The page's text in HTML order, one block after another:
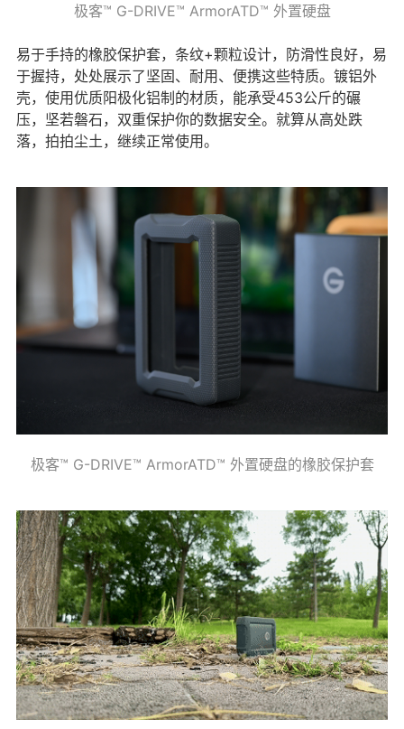
极客™ G-DRIVE™ ArmorATD™ 外置硬盘
易于手持的橡胶保护套，条纹+颗粒设计，防滑性良好，易
于握持，处处展示了坚固、耐用、便携这些特质。镀铝外
壳，使用优质阳极化铝制的材质，能承受453公斤的碾
压，坚若磐石，双重保护你的数据安全。就算从高处跌
落，拍拍尘土，继续正常使用。
极客™ G-DRIVE™ ArmorATD™ 外置硬盘的橡胶保护套